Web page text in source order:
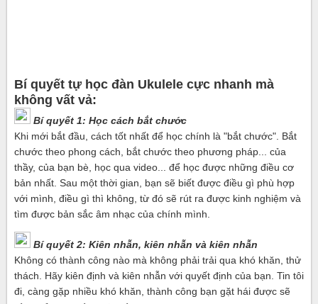
Bí quyết tự học đàn Ukulele cực nhanh mà
không vất vả:
Bí quyết 1: Học cách bắt chước
Khi mới bắt đầu, cách tốt nhất để học chính là "bắt chước". Bắt
chước theo phong cách, bắt chước theo phương pháp... của
thầy, của bạn bè, học qua video... để học được những điều cơ
bản nhất. Sau một thời gian, bạn sẽ biết được điều gì phù hợp
với mình, điều gì thì không, từ đó sẽ rút ra được kinh nghiệm và
tìm được bản sắc âm nhạc của chính mình.
Bí quyết 2: Kiên nhẫn, kiên nhẫn và kiên nhẫn
Không có thành công nào mà không phải trải qua khó khăn, thử
thách. Hãy kiên định và kiên nhẫn với quyết định của bạn. Tin tôi
đi, càng gặp nhiều khó khăn, thành công bạn gặt hái được sẽ